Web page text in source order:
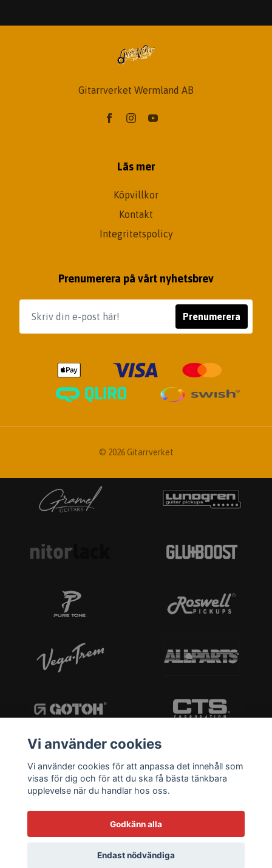
Gitarrverket Wermland AB
Läs mer
Köpvillkor
Kontakt
Integritetspolicy
Prenumerera på vårt nyhetsbrev
Prenumerera
© 2026 Gitarrverket
Vi använder cookies
Vi använder cookies för att anpassa det innehåll som
visas för dig och för att du ska få bästa tänkbara
upplevelse när du handlar hos oss.
Godkänn alla
Endast nödvändiga